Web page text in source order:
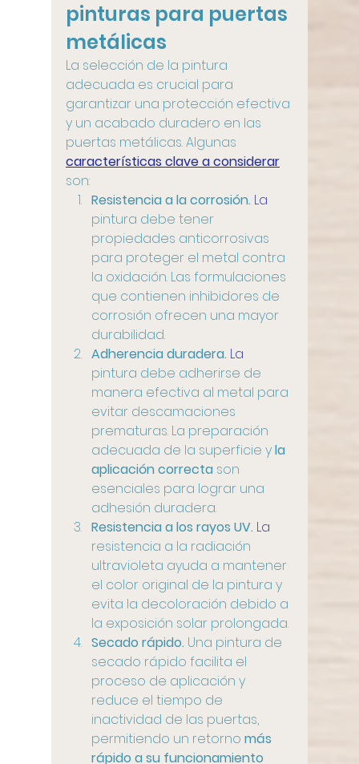
pinturas para puertas
metálicas
La selección de la pintura
adecuada es crucial para
garantizar una protección efectiva
y un acabado duradero en las
puertas metálicas. Algunas
características clave a considerar
son:
Resistencia a la corrosión. La
pintura debe tener
propiedades anticorrosivas
para proteger el metal contra
la oxidación. Las formulaciones
que contienen inhibidores de
corrosión ofrecen una mayor
durabilidad.
Adherencia duradera. La
pintura debe adherirse de
manera efectiva al metal para
evitar descamaciones
prematuras. La preparación
adecuada de la superficie y la
aplicación correcta son
esenciales para lograr una
adhesión duradera.
Resistencia a los rayos UV. La
resistencia a la radiación
ultravioleta ayuda a mantener
el color original de la pintura y
evita la decoloración debido a
la exposición solar prolongada.
Secado rápido. Una pintura de
secado rápido facilita el
proceso de aplicación y
reduce el tiempo de
inactividad de las puertas,
permitiendo un retorno más
rápido a su funcionamiento